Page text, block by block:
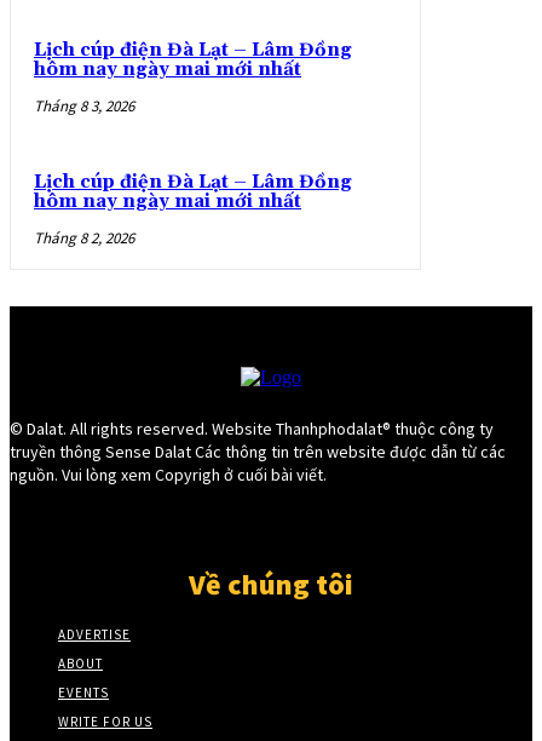
Lịch cúp điện Đà Lạt – Lâm Đồng
hôm nay ngày mai mới nhất
Tháng 8 3, 2026
Lịch cúp điện Đà Lạt – Lâm Đồng
hôm nay ngày mai mới nhất
Tháng 8 2, 2026
© Dalat. All rights reserved. Website Thanhphodalat® thuộc công ty
truyền thông Sense Dalat Các thông tin trên website được dẫn từ các
nguồn. Vui lòng xem Copyrigh ở cuối bài viết.
Về chúng tôi
ADVERTISE
ABOUT
EVENTS
WRITE FOR US